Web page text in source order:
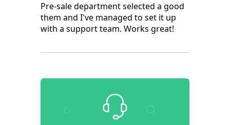
Pre-sale department selected a good
them and I've managed to set it up
with a support team. Works great!